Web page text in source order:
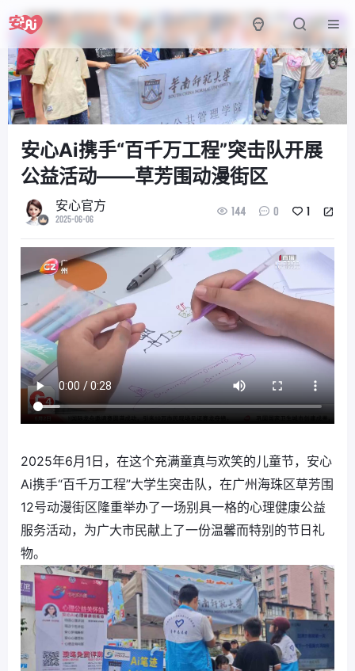
安心Ai携手“百千万工程”突击队开展
公益活动——草芳围动漫街区
安心官方
2025-06-06
144 0 1
2025年6月1日，在这个充满童真与欢笑的儿童节，安心
Ai携手“百千万工程”大学生突击队，在广州海珠区草芳围
12号动漫街区隆重举办了一场别具一格的心理健康公益
服务活动，为广大市民献上了一份温馨而特别的节日礼
物。